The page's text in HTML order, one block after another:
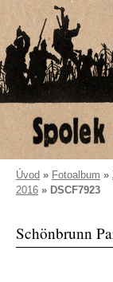
Úvod » Fotoalbum »
2016 » DSCF7923
Schönbrunn